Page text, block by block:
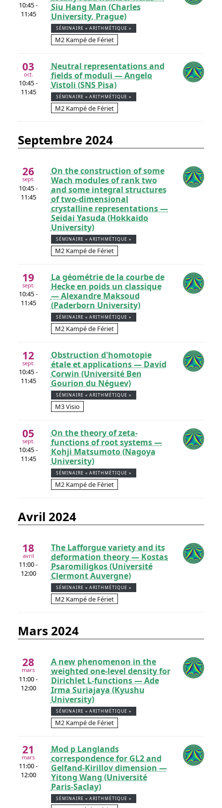
10:45 -
11:45
Siu Hang Man (Charles
University, Prague)
SÉMINAIRE « ARITHMÉTIQUE »
M2 Kampé de Fériet
03
oct.
10:45 -
11:45
Neutral representations and
fields of moduli — Angelo
Vistoli (SNS Pisa)
SÉMINAIRE « ARITHMÉTIQUE »
M2 Kampé de Fériet
septembre 2024
26
sept.
10:45 -
11:45
On the construction of some
Wach modules of rank two
and some integral structures
of two-dimensional
crystalline representations —
Seidai Yasuda (Hokkaido
University)
SÉMINAIRE « ARITHMÉTIQUE »
M2 Kampé de Fériet
19
sept.
10:45 -
11:45
La géométrie de la courbe de
Hecke en poids un classique
— Alexandre Maksoud
(Paderborn University)
SÉMINAIRE « ARITHMÉTIQUE »
M2 Kampé de Fériet
12
sept.
10:45 -
11:45
Obstruction d'homotopie
étale et applications — David
Corwin (Université Ben
Gourion du Néguev)
SÉMINAIRE « ARITHMÉTIQUE »
M3 Visio
05
sept.
10:45 -
11:45
On the theory of zeta-
functions of root systems —
Kohji Matsumoto (Nagoya
University)
SÉMINAIRE « ARITHMÉTIQUE »
M2 Kampé de Fériet
avril 2024
18
avril
11:00 -
12:00
The Lafforgue variety and its
deformation theory — Kostas
Psaromiligkos (Université
Clermont Auvergne)
SÉMINAIRE « ARITHMÉTIQUE »
M2 Kampé de Fériet
mars 2024
28
mars
11:00 -
12:00
A new phenomenon in the
weighted one-level density for
Dirichlet L-functions — Ade
Irma Suriajaya (Kyushu
University)
SÉMINAIRE « ARITHMÉTIQUE »
M2 Kampé de Fériet
21
mars
11:00 -
12:00
Mod p Langlands
correspondence for GL2 and
Gelfand-Kirillov dimension —
Yitong Wang (Université
Paris-Saclay)
SÉMINAIRE « ARITHMÉTIQUE »